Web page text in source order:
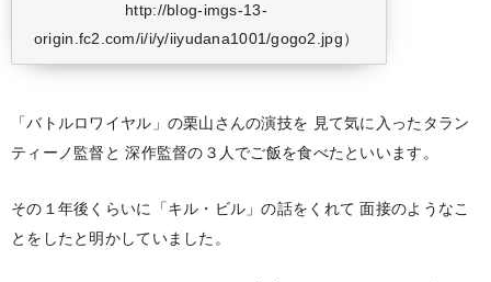
http://blog-imgs-13-
origin.fc2.com/i/i/y/iiyudana1001/gogo2.jpg）
「バトルロワイヤル」の栗山さんの演技を 見て気に入ったタラン
ティーノ監督と 深作監督の３人でご飯を食べたといいます。
その１年後くらいに「キル・ビル」の話をくれて 面接のようなこ
とをしたと明かしていました。